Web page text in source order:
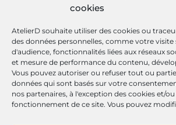
cookies
AtelierD souhaite utiliser des cookies ou
des données personnelles, comme votre
d'audience, fonctionnalités liées aux réseaux
et mesure de performance du contenu,
Vous pouvez autoriser ou refuser tout ou
données qui sont basés sur votre
nos partenaires, à l'exception des cookies et/
fonctionnement de ce site. Vous pouvez